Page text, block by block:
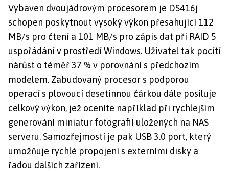
Vybaven dvoujádrovým procesorem je DS416j
schopen poskytnout vysoký výkon přesahující 112
MB/s pro čtení a 101 MB/s pro zápis dat při RAID 5
uspořádání v prostředí Windows. Uživatel tak pocítí
nárůst o téměř 37 % v porovnání s předchozím
modelem. Zabudovaný procesor s podporou
operací s plovoucí desetinnou čárkou dále posiluje
celkový výkon, jež oceníte například při rychlejším
generování miniatur fotografií uložených na NAS
serveru. Samozřejmostí je pak USB 3.0 port, který
umožňuje rychlé propojení s externími disky a
řadou dalších zařízení.